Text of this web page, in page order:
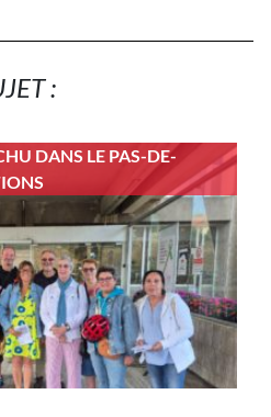
:
DANS LE PAS-DE-